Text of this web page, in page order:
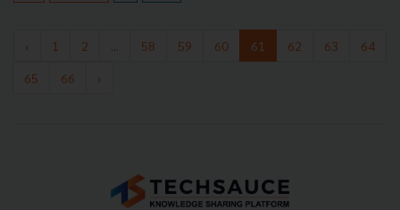
‹ 1 2 58 59 60 61 62 63
64
65
66 ›